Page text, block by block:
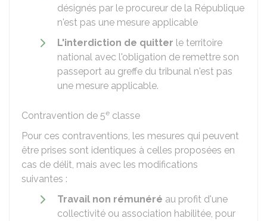
désignés par le procureur de la République
n'est pas une mesure applicable
L'interdiction de quitter le territoire
national avec l'obligation de remettre son
passeport au greffe du tribunal n'est pas
une mesure applicable.
Contravention de 5e classe
Pour ces contraventions, les mesures qui peuvent
être prises sont identiques à celles proposées en
cas de délit, mais avec les modifications
suivantes :
Travail non rémunéré au profit d'une
collectivité ou association habilitée, pour